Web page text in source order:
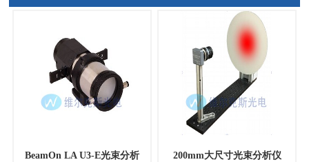
BeamOn LA U3-E光束分析 200mm大尺寸光束分析仪